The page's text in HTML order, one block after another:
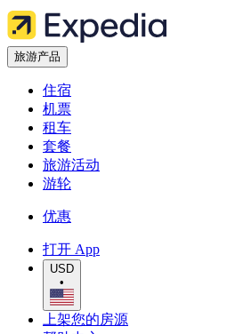
旅游产品
住宿
机票
租车
套餐
旅游活动
游轮
优惠
打开 App
USD
•
上架您的房源